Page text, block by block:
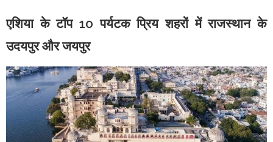
एशिया के टॉप 10 पर्यटक प्रिय शहरों में राजस्थान के
उदयपुर और जयपुर